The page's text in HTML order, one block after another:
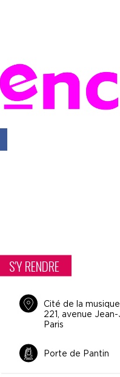
S'Y RENDRE
Cité de la musique
221, avenue
Paris
Porte de Pantin